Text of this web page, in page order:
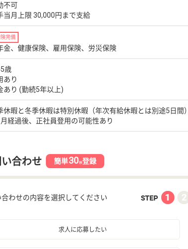
不可
当月上限 30,000円まで支給
完備
金、健康保険、雇用保険、労災保険
歳
あり
あり (勤続5年以上)
休暇と冬季休暇は特別休暇（年次有給休暇とは別途5日間
月経過後、正社員登用の可能性あり
合わせ 簡単30秒登録
合わせの内容を選択してください
求人に応募したい